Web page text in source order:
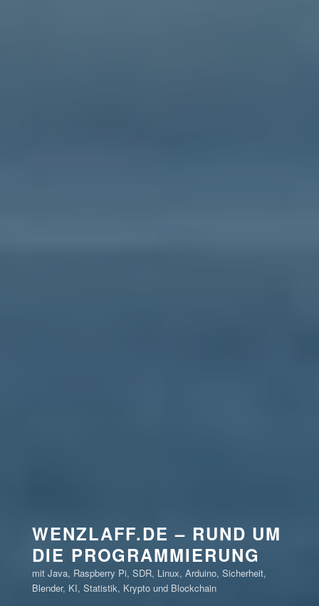
WENZLAFF.DE – RUND UM
DIE PROGRAMMIERUNG
mit Java, Raspberry Pi, SDR, Linux, Arduino, Sicherheit,
Blender, KI, Statistik, Krypto und Blockchain